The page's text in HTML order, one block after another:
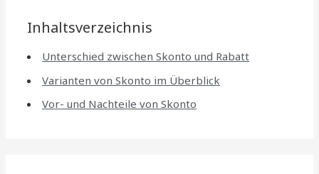
Inhaltsverzeichnis
Unterschied zwischen Skonto und Rabatt
Varianten von Skonto im Überblick
Vor- und Nachteile von Skonto